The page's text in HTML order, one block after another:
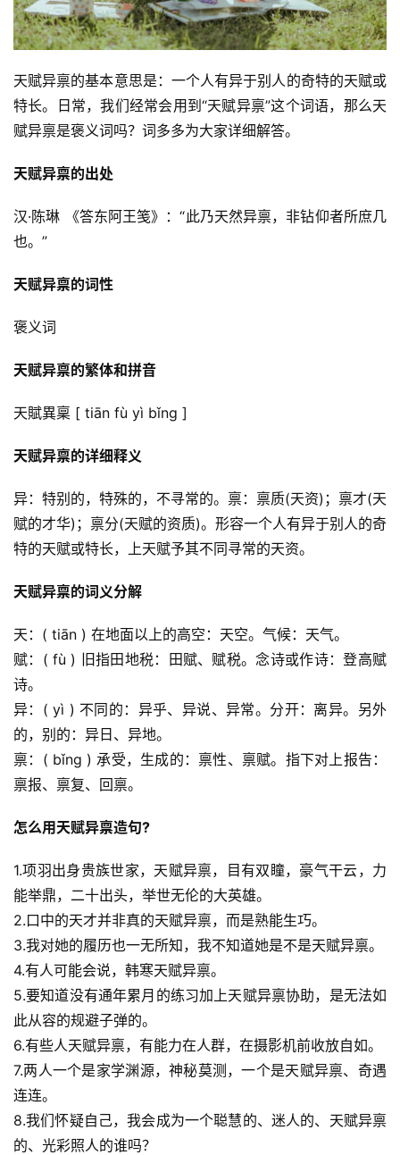
天赋异禀的基本意思是：一个人有异于别人的奇特的天赋或
特长。日常，我们经常会用到“天赋异禀”这个词语，那么天
赋异禀是褒义词吗？词多多为大家详细解答。
天赋异禀的出处
汉·陈琳 《答东阿王笺》：“此乃天然异禀，非钻仰者所庶几
也。”
天赋异禀的词性
褒义词
天赋异禀的繁体和拼音
天賦異稟 [ tiān fù yì bǐng ]
天赋异禀的详细释义
异：特别的，特殊的，不寻常的。禀：禀质(天资)；禀才(天
赋的才华)；禀分(天赋的资质)。形容一个人有异于别人的奇
特的天赋或特长，上天赋予其不同寻常的天资。
天赋异禀的词义分解
天：( tiān ) 在地面以上的高空：天空。气候：天气。
赋：( fù ) 旧指田地税：田赋、赋税。念诗或作诗：登高赋
诗。
异：( yì ) 不同的：异乎、异说、异常。分开：离异。另外
的，别的：异日、异地。
禀：( bǐng ) 承受，生成的：禀性、禀赋。指下对上报告：
禀报、禀复、回禀。
怎么用天赋异禀造句?
1.项羽出身贵族世家，天赋异禀，目有双瞳，豪气干云，力
能举鼎，二十出头，举世无伦的大英雄。
2.口中的天才并非真的天赋异禀，而是熟能生巧。
3.我对她的履历也一无所知，我不知道她是不是天赋异禀。
4.有人可能会说，韩寒天赋异禀。
5.要知道没有通年累月的练习加上天赋异禀协助，是无法如
此从容的规避子弹的。
6.有些人天赋异禀，有能力在人群，在摄影机前收放自如。
7.两人一个是家学渊源，神秘莫测，一个是天赋异禀、奇遇
连连。
8.我们怀疑自己，我会成为一个聪慧的、迷人的、天赋异禀
的、光彩照人的谁吗？